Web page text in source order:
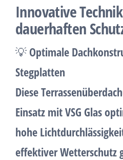
Innovative
dauerhaften
💡 Optimale
Stegplatten
Diese
Einsatz mit VSG Glas
hohe
effektiver Wetterschutz